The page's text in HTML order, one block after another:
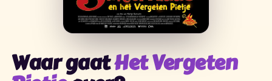
Waar gaatHet Vergeten